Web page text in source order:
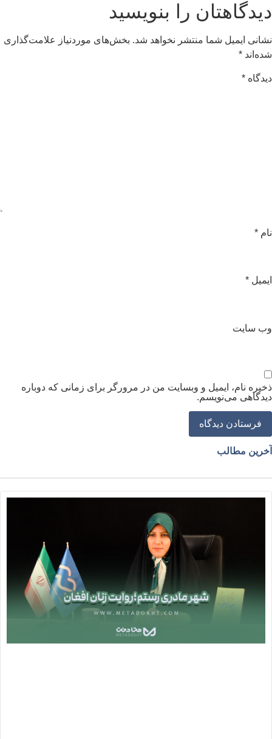
را بنویسید
ایمیل شما منتشر نخواهد شد. بخش‌های موردنیاز علامت‌گذاری
*
*
*
*
سایت
نام، ایمیل و وبسایت من در مرورگر برای زمانی که دوباره
می‌نویسم.
مطالب